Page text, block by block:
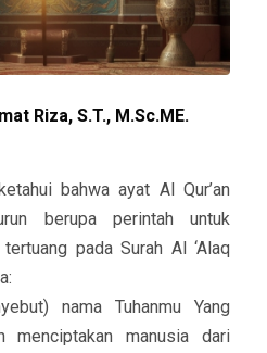
Riza, S.T., M.Sc.ME.
bahwa ayat Al Qur’an
berupa perintah untuk
pada Surah Al ‘Alaq
nama Tuhanmu Yang
menciptakan manusia dari